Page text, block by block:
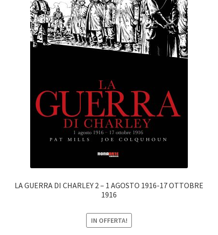
LA GUERRA DI CHARLEY 2 – 1 AGOSTO 1916-17 OTTOBRE
1916
IN OFFERTA!